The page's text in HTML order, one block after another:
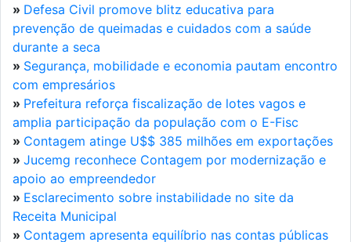
» Defesa Civil promove blitz educativa para
prevenção de queimadas e cuidados com a saúde
durante a seca
» Segurança, mobilidade e economia pautam encontro
com empresários
» Prefeitura reforça fiscalização de lotes vagos e
amplia participação da população com o E-Fisc
» Contagem atinge U$$ 385 milhões em exportações
» Jucemg reconhece Contagem por modernização e
apoio ao empreendedor
» Esclarecimento sobre instabilidade no site da
Receita Municipal
» Contagem apresenta equilíbrio nas contas públicas